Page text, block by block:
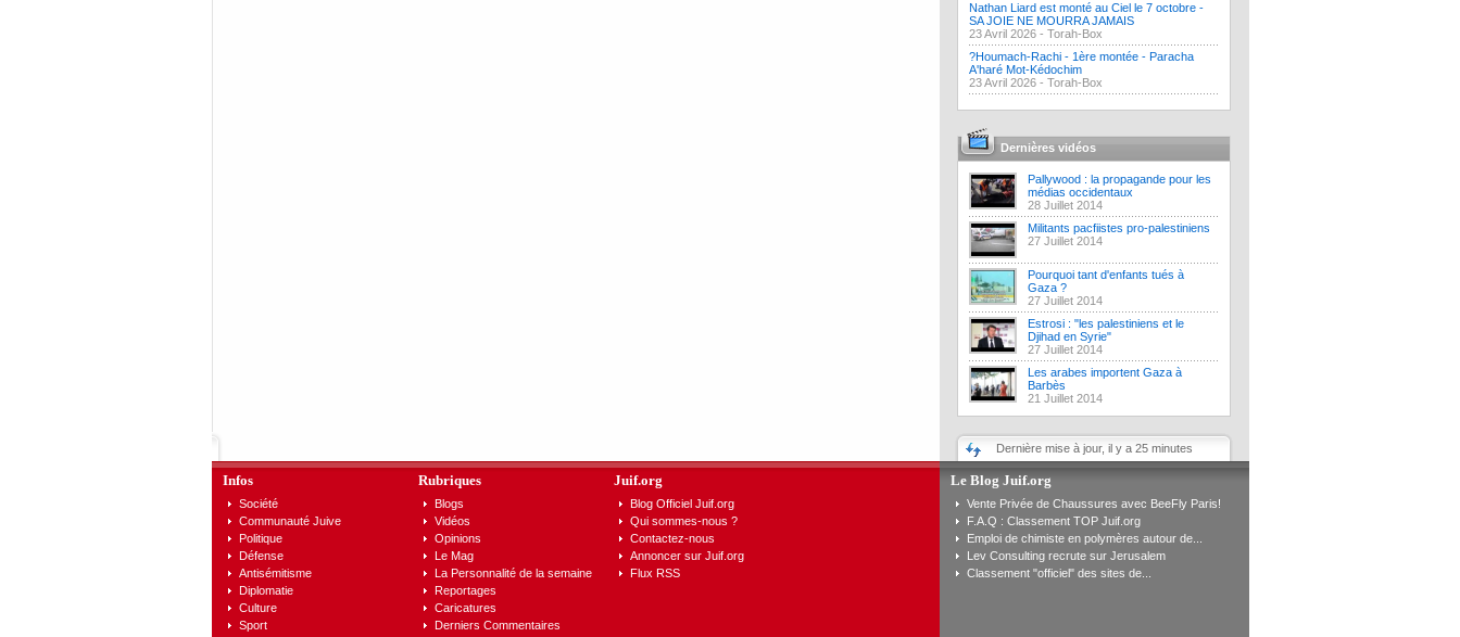
Nathan Liard est monté au Ciel le 7 octobre -
SA JOIE NE MOURRA JAMAIS
23 Avril 2026 - Torah-Box
?Houmach-Rachi - 1ère montée - Paracha
A'haré Mot-Kédochim
23 Avril 2026 - Torah-Box
Dernières vidéos
Pallywood : la propagande pour les
médias occidentaux
28 Juillet 2014
Militants pacfiistes pro-palestiniens
27 Juillet 2014
Pourquoi tant d'enfants tués à
Gaza ?
27 Juillet 2014
Estrosi : "les palestiniens et le
Djihad en Syrie"
27 Juillet 2014
Les arabes importent Gaza à
Barbès
21 Juillet 2014
Dernière mise à jour, il y a 25 minutes
Infos
Société
Communauté Juive
Politique
Défense
Antisémitisme
Diplomatie
Culture
Sport
Rubriques
Blogs
Vidéos
Opinions
Le Mag
La Personnalité de la semaine
Reportages
Caricatures
Derniers Commentaires
Juif.org
Blog Officiel Juif.org
Qui sommes-nous ?
Contactez-nous
Annoncer sur Juif.org
Flux RSS
Le Blog Juif.org
Vente Privée de Chaussures avec BeeFly Paris!
F.A.Q : Classement TOP Juif.org
Emploi de chimiste en polymères autour de...
Lev Consulting recrute sur Jerusalem
Classement "officiel" des sites de...